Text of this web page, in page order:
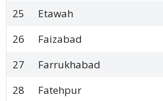
25
Etawah
26
Faizabad
27
Farrukhabad
28
Fatehpur